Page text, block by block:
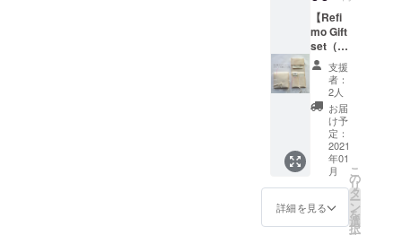
（縦の
ライ
ン）と
ウォー
ター
マーク
が紙面
のどこ
かに現
れま
す。
「フー
ルス
パー」
の愛称
大きさ
です。
コンパ
クトさ
と記入
できる
容量の
バラン
スが取
れた当
店人気
No.1、
B6サイ
ノート
の中用
（日本
産天然
皮革の
姫路レ
ザー、
ナチュ
ラル）
です。
革は、
使い込
むほど
に味わ
いとツ
してい
きま
ニシャ
ル）を
記入さ
せて頂
きま
す。 ①
表紙
は、本
牛革
（日本
産天然
皮革の
姫路レ
ザー）
です。
セッ
ト）と
お礼の
メッ
セージ
②こど
も達へ
ノート
を１冊
お贈り
しま
す。 こ
ども達
へ贈る
ノート
【Refi
mo Gift
set（w
hite
DENIM
セッ
ト）と
お礼の
メッ
セージ
＋こど
も達へ
ノート
１冊】
①Refi
支援
者：
2人
お届
け予
定：
2021
年01
月
詳細を見る
こ
の
リ
タ
ー
ン
を
選
択